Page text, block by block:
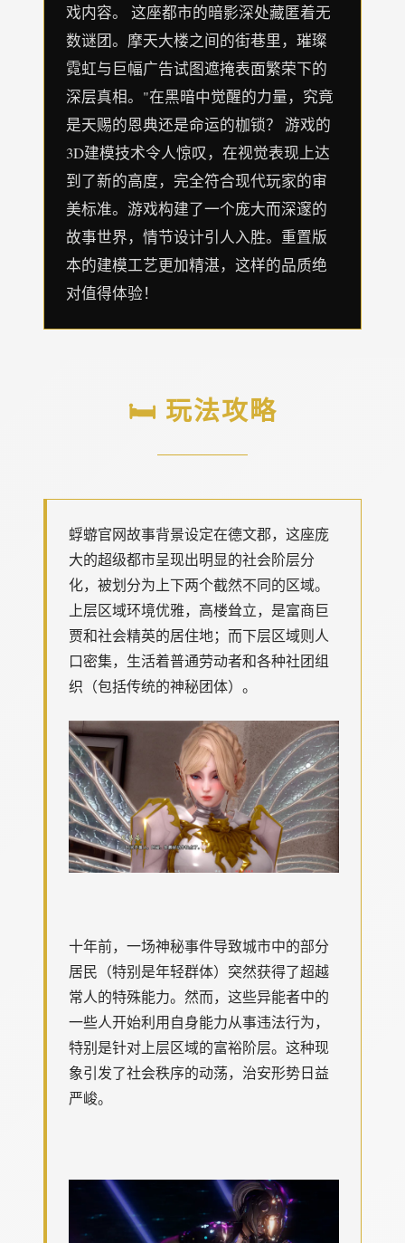
戏内容。 这座都市的暗影深处藏匿着无
数谜团。摩天大楼之间的街巷里，璀璨
霓虹与巨幅广告试图遮掩表面繁荣下的
深层真相。"在黑暗中觉醒的力量，究竟
是天赐的恩典还是命运的枷锁？ 游戏的
3D建模技术令人惊叹，在视觉表现上达
到了新的高度，完全符合现代玩家的审
美标准。游戏构建了一个庞大而深邃的
故事世界，情节设计引人入胜。重置版
本的建模工艺更加精湛，这样的品质绝
对值得体验！
🛏️ 玩法攻略
蜉蝣官网故事背景设定在德文郡，这座庞
大的超级都市呈现出明显的社会阶层分
化，被划分为上下两个截然不同的区域。
上层区域环境优雅，高楼耸立，是富商巨
贾和社会精英的居住地；而下层区域则人
口密集，生活着普通劳动者和各种社团组
织（包括传统的神秘团体）。
十年前，一场神秘事件导致城市中的部分
居民（特别是年轻群体）突然获得了超越
常人的特殊能力。然而，这些异能者中的
一些人开始利用自身能力从事违法行为，
特别是针对上层区域的富裕阶层。这种现
象引发了社会秩序的动荡，治安形势日益
严峻。